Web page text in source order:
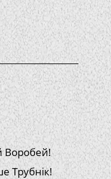
Трубнік!